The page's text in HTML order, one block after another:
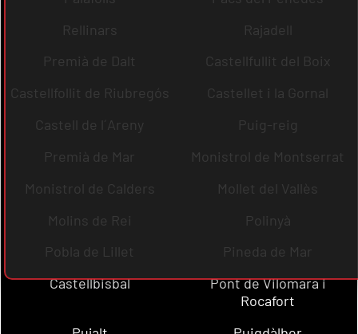
Rellinars
Rajadell
Premià de Dalt
Castellfullit del Boix
Castellfollit de Riubregós
Castellet i la Gornal
Castell de l´Areny
Puig-reig
Premià de Mar
Monistrol de Montserrat
Monistrol de Calders
Mollet del Vallès
Molins de Rei
Polinyà
Pobla de Lillet
Pineda de Mar
Castellbisbal
Pont de Vilomara i
Rocafort